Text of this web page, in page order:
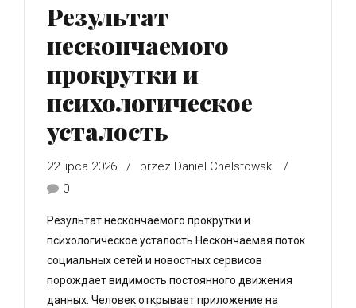
Результат
нескончаемого
прокрутки и
психологическое
усталость
22 lipca 2026
przez Daniel Chelstowski
0
Результат нескончаемого прокрутки и
психологическое усталость Нескончаемая поток
социальных сетей и новостных сервисов
порождает видимость постоянного движения
данных. Человек открывает приложение на